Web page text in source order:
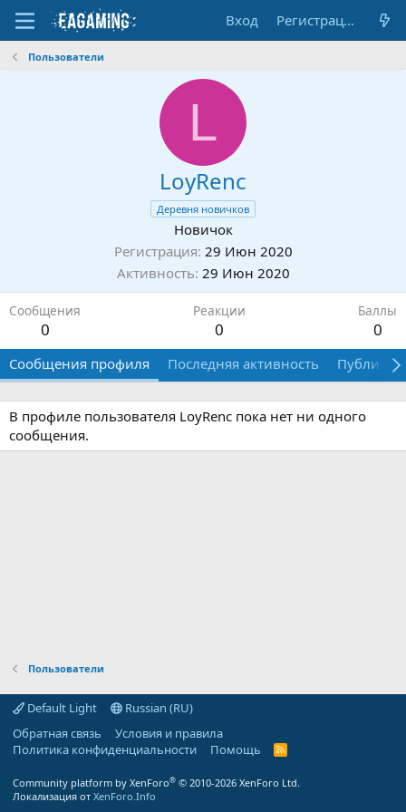
Вход Регистрация
Пользователи
L
LoyRenc
Деревня новичков
Новичок
Регистрация 29 Июн 2020
Активность 29 Июн 2020
Сообщения
0
Реакции
0
Баллы
0
Сообщения профиля Последняя активность
В профиле пользователя LoyRenc пока нет ни одного
сообщения.
Пользователи
Default Light
Russian (RU)
Обратная связь
Условия и правила
Политика конфиденциальности
Помощь
R
Community platform by XenForo® © 2010-2026 XenForo Ltd.
Локализация от XenForo.Info